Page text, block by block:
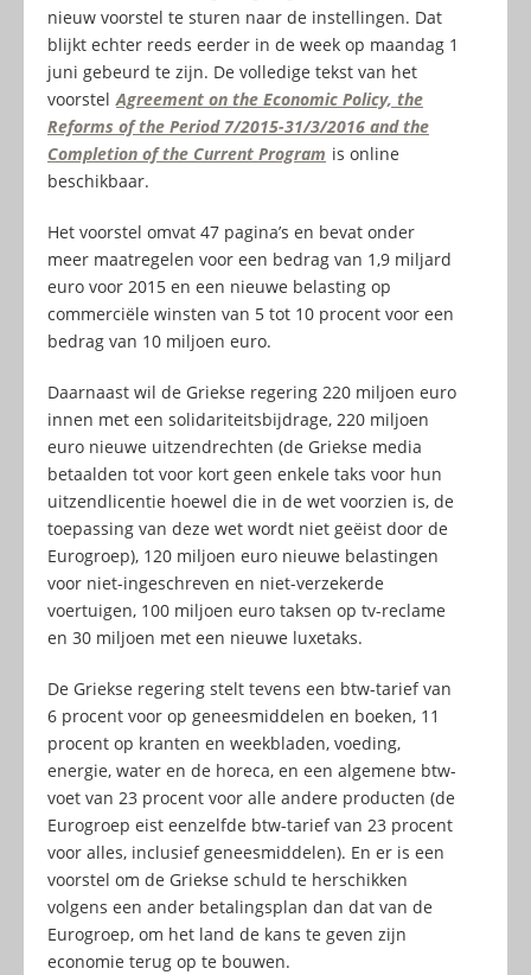
nieuw voorstel te sturen naar de instellingen. Dat
blijkt echter reeds eerder in de week op maandag 1
juni gebeurd te zijn. De volledige tekst van het
voorstel Agreement on the Economic Policy, the
Reforms of the Period 7/2015-31/3/2016 and the
Completion of the Current Program is online
beschikbaar.
Het voorstel omvat 47 pagina’s en bevat onder
meer maatregelen voor een bedrag van 1,9 miljard
euro voor 2015 en een nieuwe belasting op
commerciële winsten van 5 tot 10 procent voor een
bedrag van 10 miljoen euro.
Daarnaast wil de Griekse regering 220 miljoen euro
innen met een solidariteitsbijdrage, 220 miljoen
euro nieuwe uitzendrechten (de Griekse media
betaalden tot voor kort geen enkele taks voor hun
uitzendlicentie hoewel die in de wet voorzien is, de
toepassing van deze wet wordt niet geëist door de
Eurogroep), 120 miljoen euro nieuwe belastingen
voor niet-ingeschreven en niet-verzekerde
voertuigen, 100 miljoen euro taksen op tv-reclame
en 30 miljoen met een nieuwe luxetaks.
De Griekse regering stelt tevens een btw-tarief van
6 procent voor op geneesmiddelen en boeken, 11
procent op kranten en weekbladen, voeding,
energie, water en de horeca, en een algemene btw-
voet van 23 procent voor alle andere producten (de
Eurogroep eist eenzelfde btw-tarief van 23 procent
voor alles, inclusief geneesmiddelen). En er is een
voorstel om de Griekse schuld te herschikken
volgens een ander betalingsplan dan dat van de
Eurogroep, om het land de kans te geven zijn
economie terug op te bouwen.